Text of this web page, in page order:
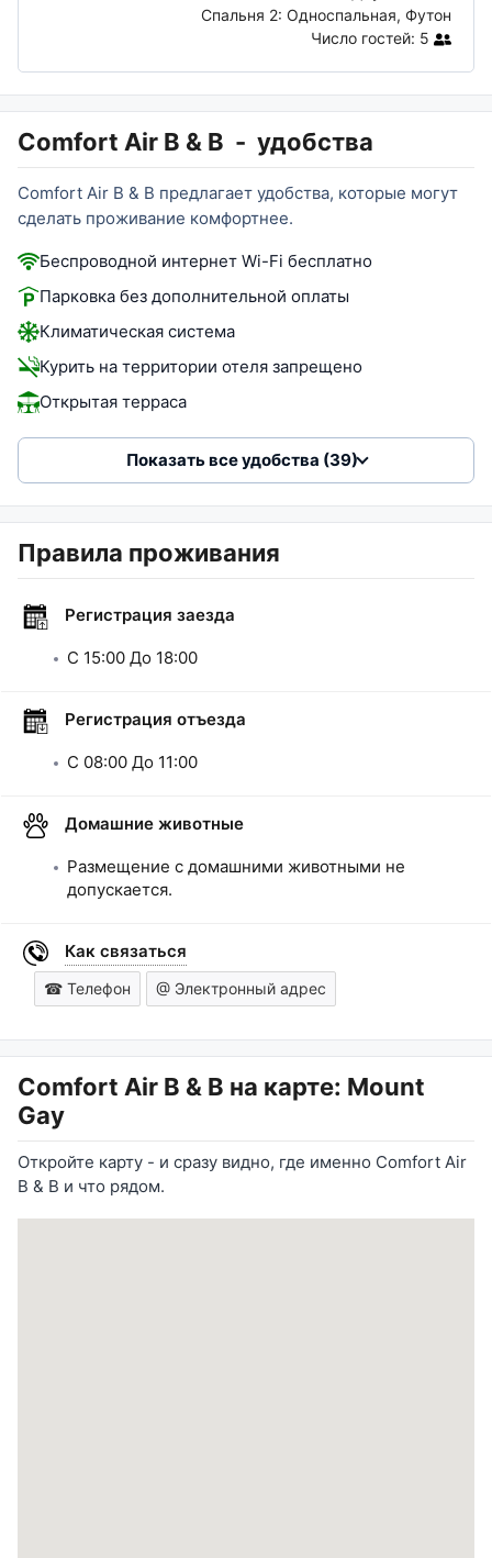
Спальня 2: Односпальная, Футон
Число гостей: 5
Comfort Air B & B - удобства
Comfort Air B & B предлагает удобства, которые могут
сделать проживание комфортнее.
Беспроводной интернет Wi-Fi бесплатно
Парковка без дополнительной оплаты
Климатическая система
Курить на территории отеля запрещено
Открытая терраса
Показать все удобства (39)
Правила проживания
Регистрация заезда
C 15:00 До 18:00
Регистрация отъезда
C 08:00 До 11:00
Домашние животные
Размещение с домашними животными не
допускается.
Как связаться
☎ Телефон @ Электронный адрес
Comfort Air B & B на карте: Mount
Gay
Откройте карту - и сразу видно, где именно Comfort Air
B & B и что рядом.